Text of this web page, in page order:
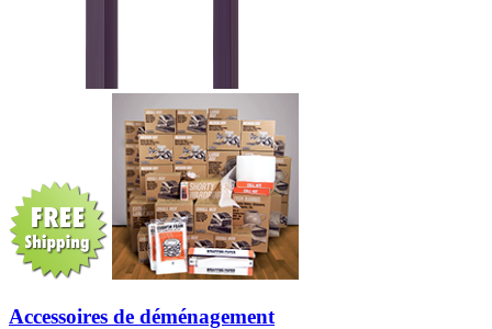
Accessoires de déménagement